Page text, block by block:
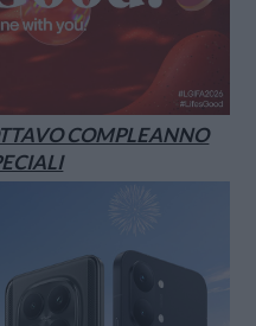
COMPLEANNO